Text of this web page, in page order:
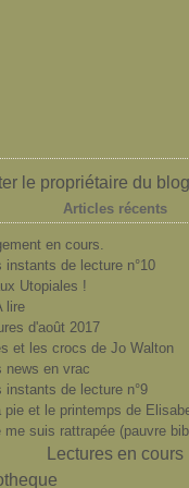
le propriétaire du blog
Articles récents
en cours.
instants de lecture n°10
Utopiales !
lire
d'août 2017
et les crocs de Jo Walton
news en vrac
instants de lecture n°9
pie et le printemps de
me suis rattrapée (pauvre
Lectures en cours